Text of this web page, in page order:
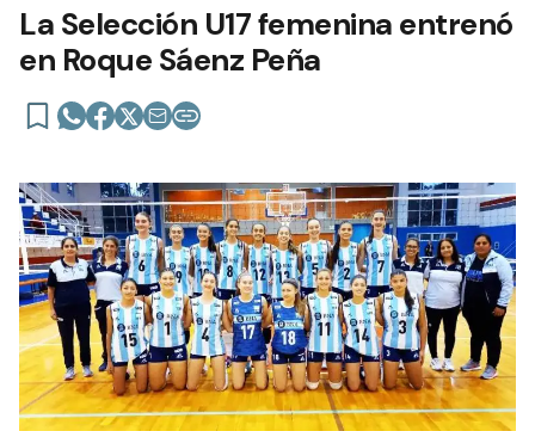
La Selección U17 femenina entrenó
en Roque Sáenz Peña